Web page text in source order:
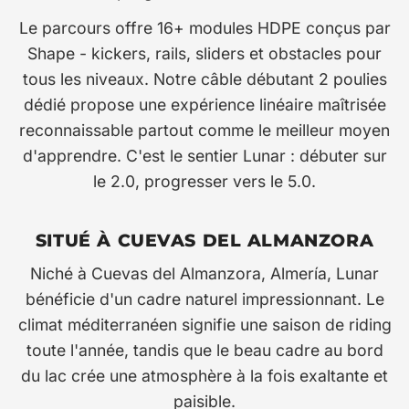
Le parcours offre 16+ modules HDPE conçus par
Shape - kickers, rails, sliders et obstacles pour
tous les niveaux. Notre câble débutant 2 poulies
dédié propose une expérience linéaire maîtrisée
reconnaissable partout comme le meilleur moyen
d'apprendre. C'est le sentier Lunar : débuter sur
le 2.0, progresser vers le 5.0.
SITUÉ À CUEVAS DEL ALMANZORA
Niché à Cuevas del Almanzora, Almería, Lunar
bénéficie d'un cadre naturel impressionnant. Le
climat méditerranéen signifie une saison de riding
toute l'année, tandis que le beau cadre au bord
du lac crée une atmosphère à la fois exaltante et
paisible.